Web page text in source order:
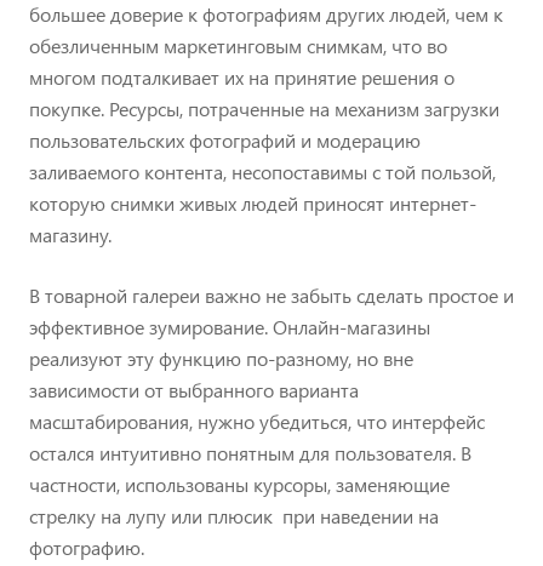
большее доверие к фотографиям других людей, чем к
обезличенным маркетинговым снимкам, что во
многом подталкивает их на принятие решения о
покупке. Ресурсы, потраченные на механизм загрузки
пользовательских фотографий и модерацию
заливаемого контента, несопоставимы с той пользой,
которую снимки живых людей приносят интернет-
магазину.
В товарной галереи важно не забыть сделать простое и
эффективное зумирование. Онлайн-магазины
реализуют эту функцию по-разному, но вне
зависимости от выбранного варианта
масштабирования, нужно убедиться, что интерфейс
остался интуитивно понятным для пользователя. В
частности, использованы курсоры, заменяющие
стрелку на лупу или плюсик при наведении на
фотографию.